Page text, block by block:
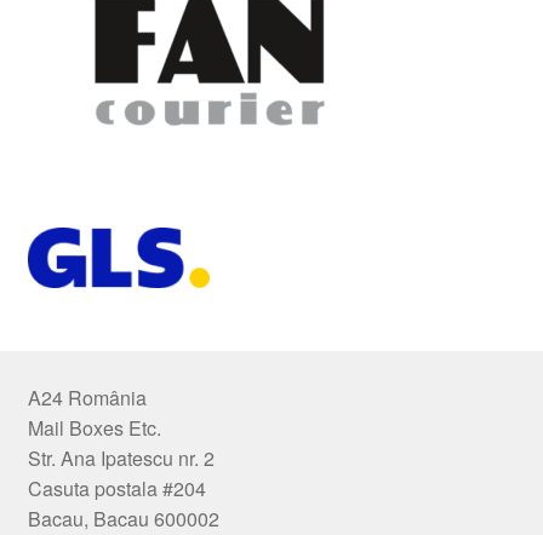
A24 România
Mail Boxes Etc.
Str. Ana Ipatescu nr. 2
Casuta postala #204
Bacau, Bacau 600002